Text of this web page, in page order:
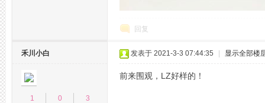
回复
禾川小白
1
0
3
发表于 2021-3-3 07:44:35 显示全部楼
前来围观，LZ好样的！